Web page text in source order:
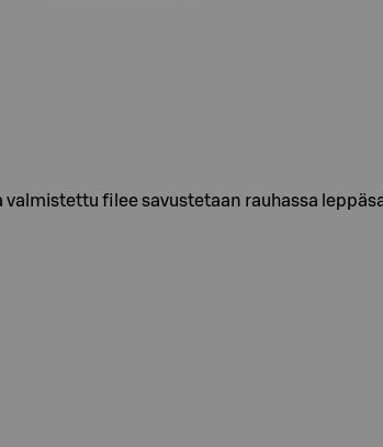
filee savustetaan rauhassa